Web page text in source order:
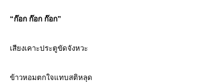
“ก๊อก ก๊อก ก๊อก”
เสียงเคาะประตูขัดจังหวะ
ข้าวหอมตกใจแทบสติหลุด